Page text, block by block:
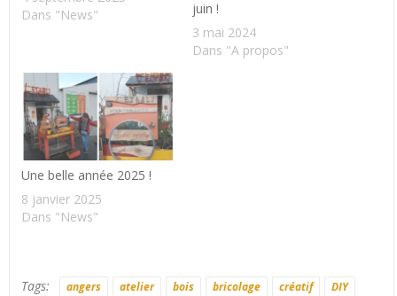
Dans "News"
juin !
3 mai 2024
Dans "A propos"
Une belle année 2025 !
8 janvier 2025
Dans "News"
Tags: angers atelier bois bricolage créatif
DIY